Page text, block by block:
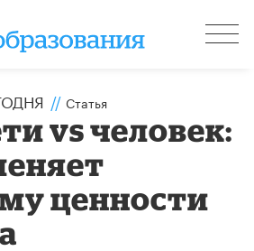
// Статья
vs человек:
ценности